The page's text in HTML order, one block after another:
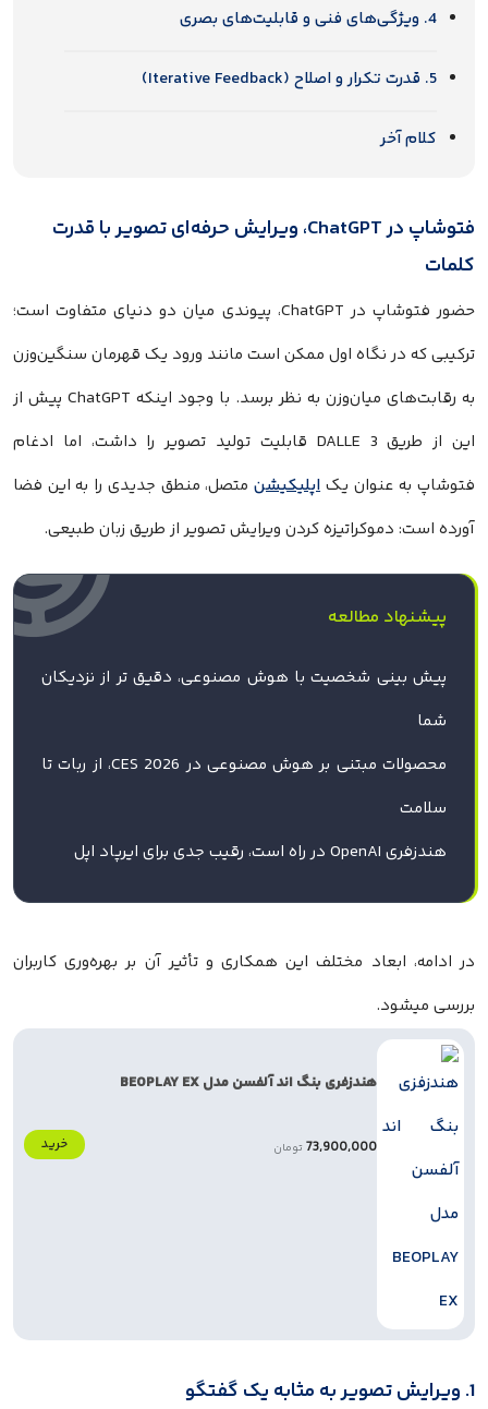
4. ویژگی‌های فنی و قابلیت‌های بصری
5. قدرت تکرار و اصلاح (Iterative Feedback)
کلام آخر
فتوشاپ در ChatGPT، ویرایش حرفه‌ای تصویر با قدرت
کلمات
حضور فتوشاپ در ChatGPT، پیوندی میان دو دنیای متفاوت است؛
ترکیبی که در نگاه اول ممکن است مانند ورود یک قهرمان سنگین‌وزن
به رقابت‌های میان‌وزن به نظر برسد. با وجود اینکه ChatGPT پیش از
این از طریق DALLE 3 قابلیت تولید تصویر را داشت، اما ادغام
فتوشاپ به عنوان یک اپلیکیشنمتصل، منطق جدیدی را به این فضا
آورده است: دموکراتیزه کردن ویرایش تصویر از طریق زبان طبیعی.
پیشنهاد مطالعه
پیش بینی شخصیت با هوش مصنوعی، دقیق تر از نزدیکان
شما
محصولات مبتنی بر هوش مصنوعی در CES 2026، از ربات تا
سلامت
هندزفری OpenAI در راه است، رقیب جدی برای ایرپاد اپل
در ادامه، ابعاد مختلف این همکاری و تأثیر آن بر بهره‌وری کاربران
بررسی میشود.
هندزفری بنگ اند آلفسن مدل BEOPLAY EX
73,900,000 تومان خرید
1. ویرایش تصویر به مثابه یک گفتگو